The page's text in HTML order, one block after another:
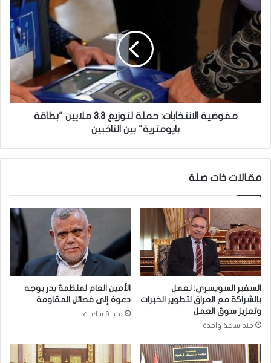
ن
د
خ
و
ل
م
ا
ل
ى
ا
ل
ف
ي
س
ب
و
ك
ف
و
ض
ي
ة
ا
ا
م
ل
ة
ل
و
ز
ي
3
مفوضية الانتخابات: حملة لتوزيع 3.3 ملايين "بطاقة
بايومترية" بين الناخبين
مقالات ذات صلة
السفير السويسري: نعمل
بالشراكة مع العراق لتطوير الخبرات
وتعزيز سوق العمل
منذ ساعة واحدة
الأمين العام لمنظمة بدر يوجه
دعوة إلى فصائل المقاومة
منذ 6 ساعات